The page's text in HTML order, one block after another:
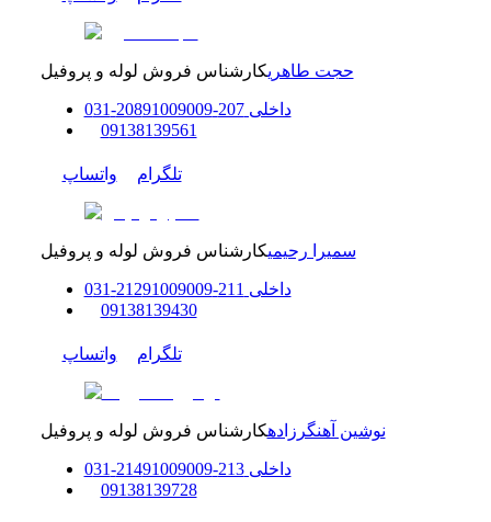
حجت طاهریکارشناس فروش لوله و پروفیل
داخلی207-208
91009009
-
031
09138139561
تلگرام واتساپ
سمیرا رحیمیکارشناس فروش لوله و پروفیل
داخلی 211-212
91009009
-
031
09138139430
تلگرام واتساپ
نوشین آهنگرزادهکارشناس فروش لوله و پروفیل
داخلی213-214
91009009
-
031
09138139728